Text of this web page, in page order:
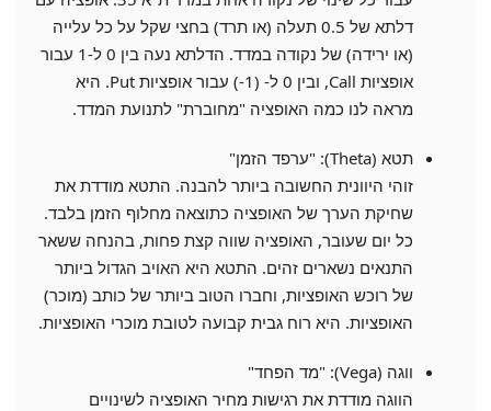
דלתא של 0.5 תעלה (או תרד) בחצי שקל על כל עלייה
(או ירידה) של נקודה במדד. הדלתא נעה בין 0 ל-1 עבור
אופציות Call, ובין 0 ל- (1-) עבור אופציות Put. היא
מראה לנו כמה האופציה "מחוברת" לתנועת המדד.
תטא (Theta): "ערפד הזמן"
זוהי היוונית החשובה ביותר להבנה. התטא מודדת את
שחיקת הערך של האופציה כתוצאה מחלוף הזמן בלבד.
כל יום שעובר, האופציה שווה קצת פחות, בהנחה ששאר
התנאים נשארים זהים. התטא היא האויב הגדול ביותר
של רוכש האופציות, וחברו הטוב ביותר של כותב (מוכר)
האופציות. היא רוח גבית קבועה לטובת מוכרי האופציות.
ווגה (Vega): "מד הפחד"
הווגה מודדת את רגישות מחיר האופציה לשינויים